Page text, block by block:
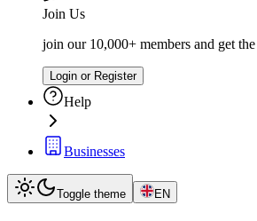
Join Us
join our 10,000+ members and get
Login or Register
Help
Businesses
Toggle theme EN